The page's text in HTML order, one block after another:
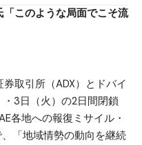
このような局面でこそ流
取引所（ADX）とドバイ
3日（火）の2日間閉鎖
各地への報復ミサイル・
「地域情勢の動向を継続